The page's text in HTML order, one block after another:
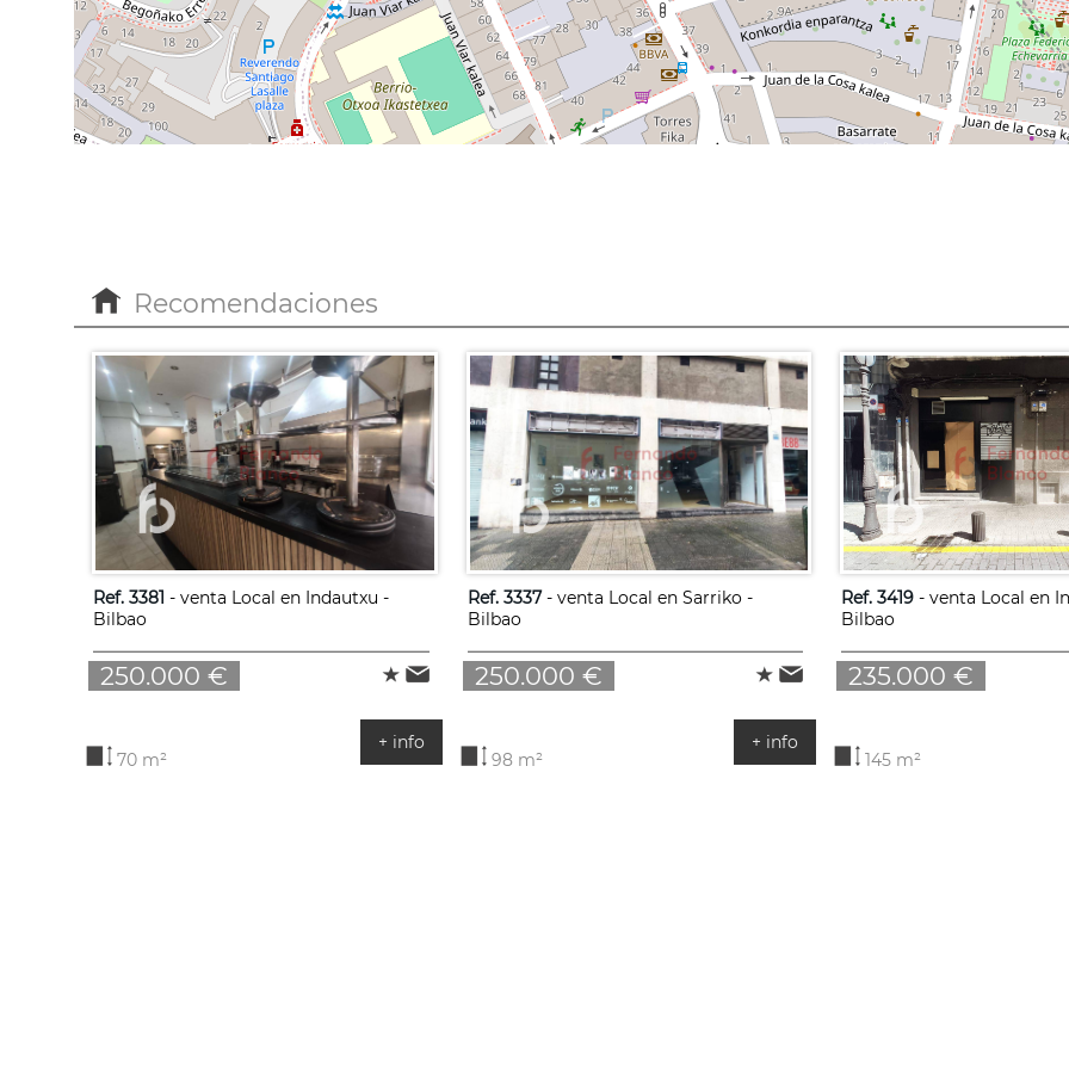
Recomendaciones
Ref. 3381 - venta Local en Indautxu -
Bilbao
250.000 €
70 m²
+ info
Ref. 3337- venta Local en Sarriko -
Bilbao
250.000 €
98 m²
+ info
Ref. 3419 - venta Local en
Bilbao
235.000 €
145 m²